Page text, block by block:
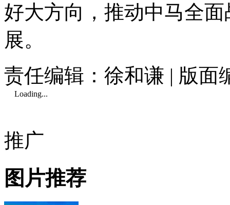
好大方向，推动中马全
展。
责任编辑：徐和谦 | 版面
Loading...
推广
图片推荐